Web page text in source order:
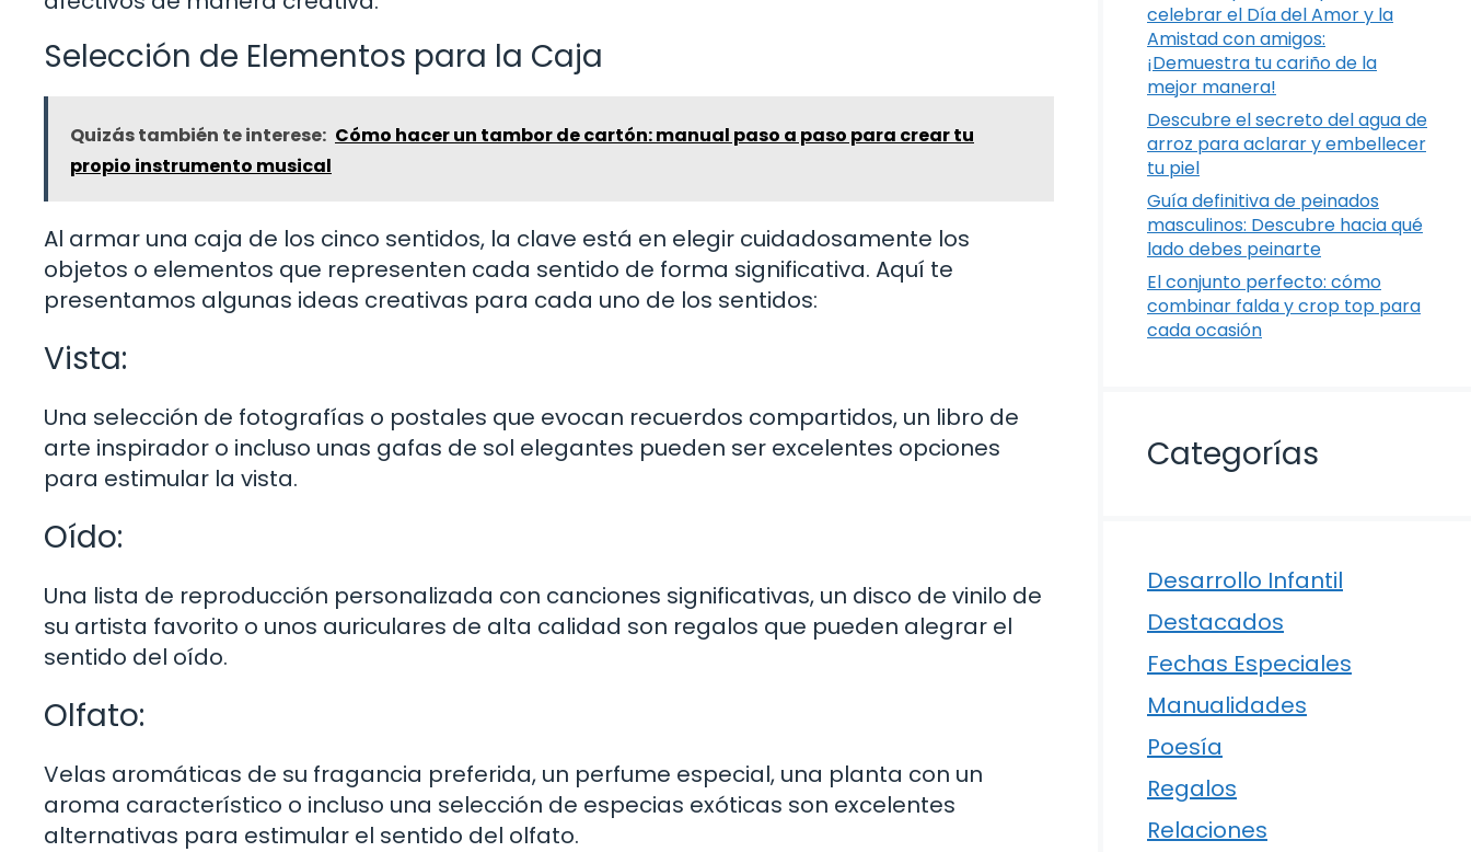
Selección de Elementos para la Caja
Quizás también te interese: Cómo hacer un tambor de cartón: manual paso a paso para crear tu
propio instrumento musical
Al armar una caja de los cinco sentidos, la clave está en elegir cuidadosamente los
objetos o elementos que representen cada sentido de forma significativa. Aquí te
presentamos algunas ideas creativas para cada uno de los sentidos:
Vista:
Una selección de fotografías o postales que evocan recuerdos compartidos, un libro de
arte inspirador o incluso unas gafas de sol elegantes pueden ser excelentes opciones
para estimular la vista.
Oído:
Una lista de reproducción personalizada con canciones significativas, un disco de vinilo de
su artista favorito o unos auriculares de alta calidad son regalos que pueden alegrar el
sentido del oído.
Olfato:
Velas aromáticas de su fragancia preferida, un perfume especial, una planta con un
aroma característico o incluso una selección de especias exóticas son excelentes
alternativas para estimular el sentido del olfato.
celebrar el Día del Amor y la
Amistad con amigos:
¡Demuestra tu cariño de la
mejor manera!
Descubre el secreto del agua de
arroz para aclarar y embellecer
tu piel
Guía definitiva de peinados
masculinos: Descubre hacia qué
lado debes peinarte
El conjunto perfecto: cómo
combinar falda y crop top para
cada ocasión
Categorías
Desarrollo Infantil
Destacados
Fechas Especiales
Manualidades
Poesía
Regalos
Relaciones